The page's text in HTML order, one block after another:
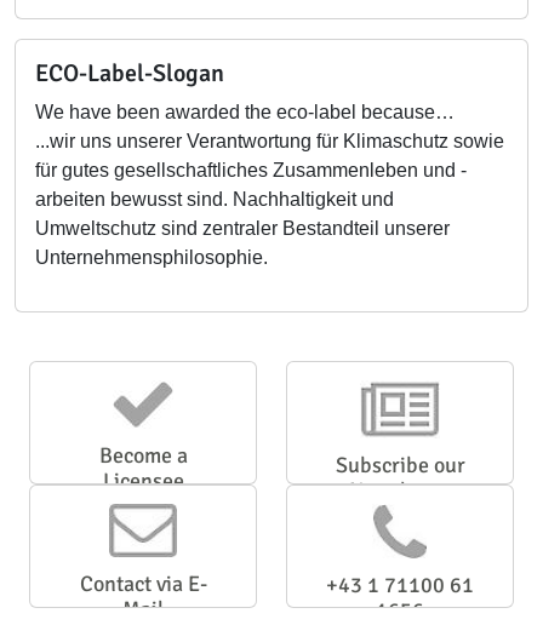
ECO-Label-Slogan
We have been awarded the eco-label because…
...wir uns unserer Verantwortung für Klimaschutz sowie
für gutes gesellschaftliches Zusammenleben und -
arbeiten bewusst sind. Nachhaltigkeit und
Umweltschutz sind zentraler Bestandteil unserer
Unternehmensphilosophie.
Become a
Licensee
Subscribe our
Newsletter
Contact via E-
Mail
+43 1 71100 61
1656